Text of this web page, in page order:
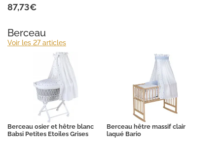
87,73€
Berceau
Voir les 27 articles
Berceau osier et hêtre blanc
Babsi Petites Etoiles Grises
Berceau hêtre massif clair
laqué Bario